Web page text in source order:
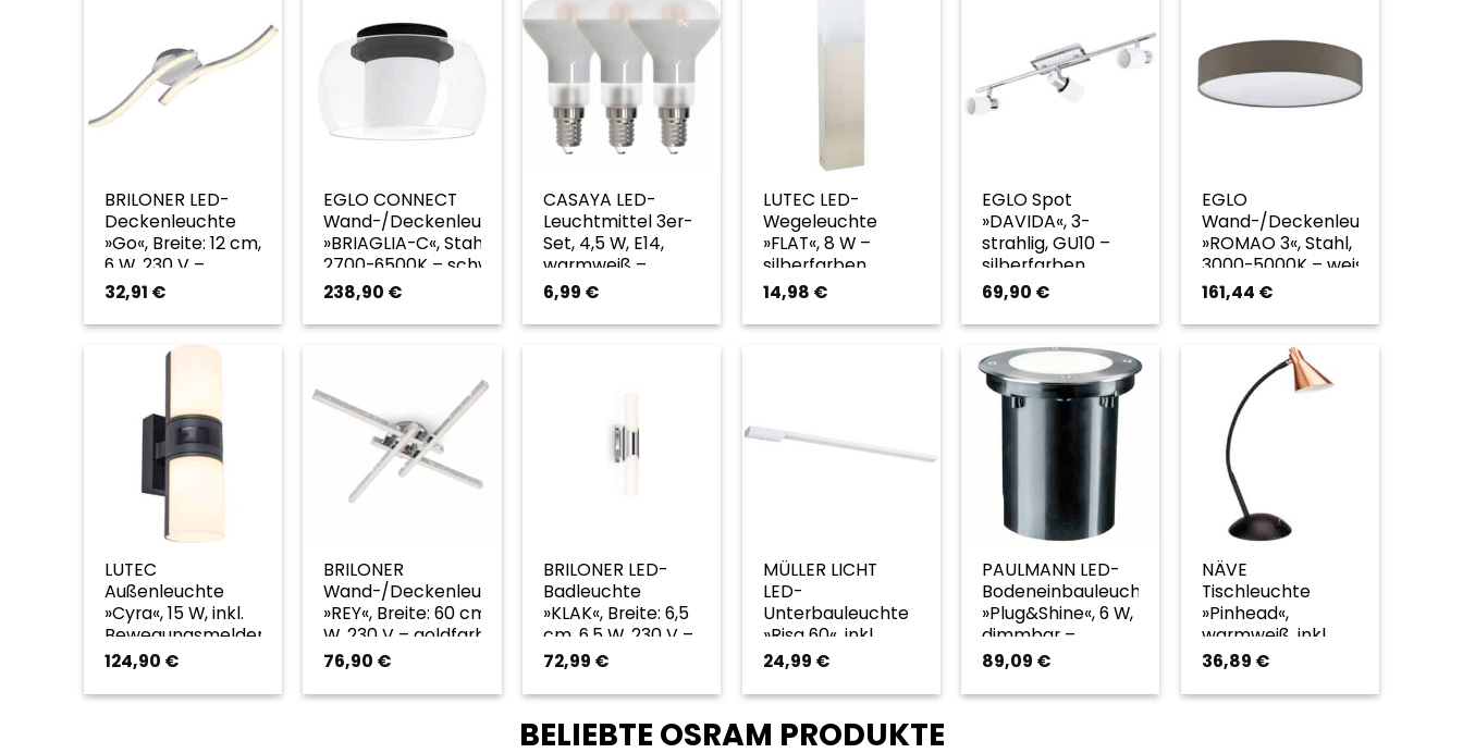
BRILONER LED-
Deckenleuchte
»Go«, Breite: 12 cm,
6 W, 230 V –
silberfarben
32,91 €
EGLO CONNECT
Wand-/Deckenleuchte
»BRIAGLIA-C«, Stahl,
2700-6500K – schwarz
238,90 €
CASAYA LED-
Leuchtmittel 3er-
Set, 4,5 W, E14,
warmweiß –
transparent
6,99 €
LUTEC LED-
Wegeleuchte
»FLAT«, 8 W –
silberfarben
14,98 €
EGLO Spot
»DAVIDA«, 3-
strahlig, GU10 –
silberfarben
69,90 €
EGLO
Wand-/Deckenleuchte
»ROMAO 3«, Stahl,
3000-5000K – weiss
161,44 €
LUTEC
Außenleuchte
»Cyra«, 15 W, inkl.
Bewegungsmelder
– grau
124,90 €
BRILONER
Wand-/Deckenleuchte
»REY«, Breite: 60 cm, 21
W, 230 V – goldfarben
76,90 €
BRILONER LED-
Badleuchte
»KLAK«, Breite: 6,5
cm, 6,5 W, 230 V –
goldfarben
72,99 €
MÜLLER LICHT
LED-
Unterbauleuchte
»Risa 60«, inkl.
Leuchtmittel in
weiss
24,99 €
PAULMANN LED-
Bodeneinbauleuchte
»Plug&Shine«, 6 W,
dimmbar –
silberfarben
89,09 €
NÄVE
Tischleuchte
»Pinhead«,
warmweiß, inkl.
Leuchtmittel,
braun
36,89 €
BELIEBTE OSRAM PRODUKTE